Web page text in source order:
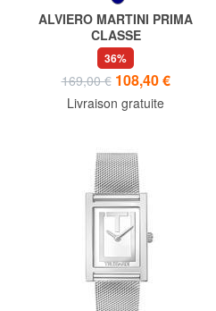
ALVIERO MARTINI PRIMA
CLASSE
SARDEGNA Montre
uniquement l'heure
36%
169,00 € 108,40 €
Livraison gratuite